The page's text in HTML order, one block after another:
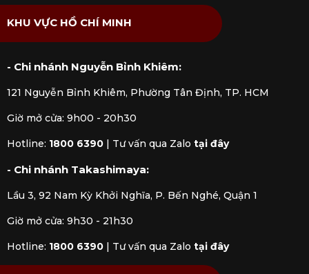
Dao bàn ăn Studio Vinersnhập khẩu chính hãng
được kiểm định rõ ràng bởi các cơ quan chức năng.
Mua hàng tạiKitchen Konceptkhách hàng sẽ yên
tâm khi nhận được đầy đủ chế độ bảo hành và dịch
vụ hậu mãi chúng tôi đem đến.
KHU VỰC HỒ CHÍ MINH
- Chi nhánh Nguyễn Bỉnh Khiêm:
121 Nguyễn Bỉnh Khiêm, Phường Tân Định, TP. HCM
Giờ mở cửa: 9h00 - 20h30
Hotline: 1800 6390 Tư vấn qua Zalo tại đây
- Chi nhánh Takashimaya:
Lầu 3, 92 Nam Kỳ Khởi Nghĩa, P. Bến Nghé, Quận 1
Giờ mở cửa: 9h30 - 21h30
Hotline: 1800 6390 Tư vấn qua Zalo tại đây